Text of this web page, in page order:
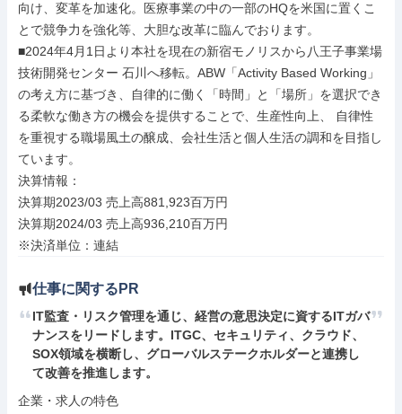
向け、変革を加速化。医療事業の中の一部のHQを米国に置くこ
とで競争力を強化等、大胆な改革に臨んでおります。
■2024年4月1日より本社を現在の新宿モノリスから八王子事業場
技術開発センター 石川へ移転。ABW「Activity Based Working」
の考え方に基づき、自律的に働く「時間」と「場所」を選択でき
る柔軟な働き方の機会を提供することで、生産性向上、 自律性
を重視する職場風土の醸成、会社生活と個人生活の調和を目指し
ています。
決算情報：
決算期2023/03 売上高881,923百万円
決算期2024/03 売上高936,210百万円
※決済単位：連結
仕事に関するPR
IT監査・リスク管理を通じ、経営の意思決定に資するITガバ
ナンスをリードします。ITGC、セキュリティ、クラウド、
SOX領域を横断し、グローバルステークホルダーと連携し
て改善を推進します。
企業・求人の特色